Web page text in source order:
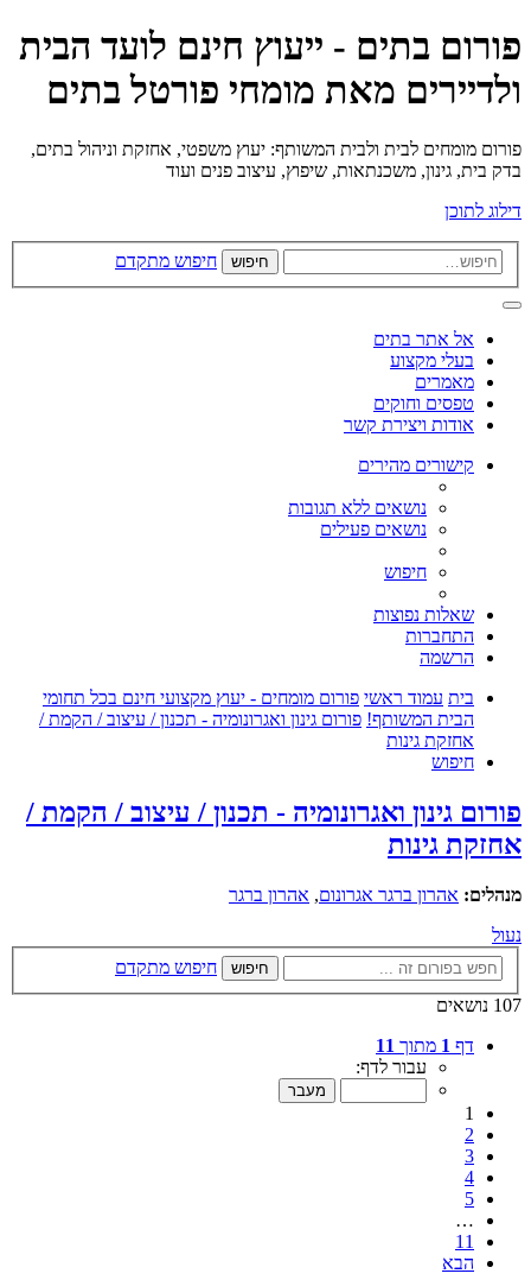
פורום בתים - ייעוץ חינם לועד הבית
ולדיירים מאת מומחי פורטל בתים
פורום מומחים לבית ולבית המשותף: יעוץ משפטי, אחזקת וניהול בתים,
בדק בית, גינון, משכנתאות, שיפוץ, עיצוב פנים ועוד
דילוג לתוכן
חיפוש חיפוש מתקדם
אל אתר בתים
בעלי מקצוע
מאמרים
טפסים וחוקים
אודות ויצירת קשר
קישורים מהירים
נושאים ללא תגובות
נושאים פעילים
חיפוש
שאלות נפוצות
התחברות
הרשמה
בית עמוד ראשי פורום מומחים - יעוץ מקצועי חינם בכל תחומי
הבית המשותף! פורום גינון ואגרונומיה - תכנון / עיצוב / הקמת /
אחזקת גינות
חיפוש
פורום גינון ואגרונומיה - תכנון / עיצוב / הקמת /
אחזקת גינות
מנהלים: אהרון ברגר אגרונום, אהרון ברגר
נעול
חיפוש
חיפוש מתקדם
107 נושאים
דף 1 מתוך 11
עבור לדף:
1
2
3
4
5
…
11
הבא